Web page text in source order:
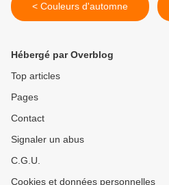
< Couleurs d'automne
Hébergé par Overblog
Top articles
Pages
Contact
Signaler un abus
C.G.U.
Cookies et données personnelles